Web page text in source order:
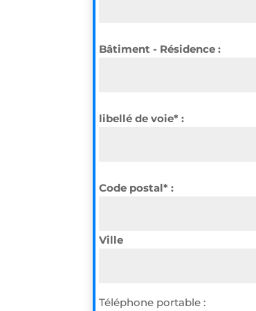
Bâtiment - Résidence :
libellé de voie* :
Code postal* :
Ville
Téléphone portable :